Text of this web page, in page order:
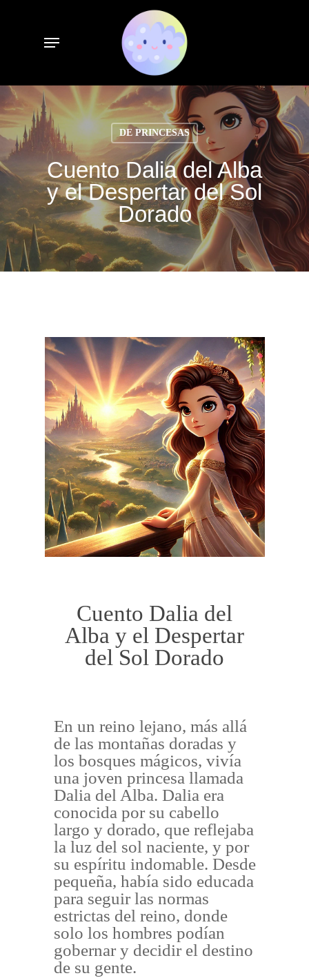
Menu
DE PRINCESAS
Cuento Dalia del Alba
y el Despertar del Sol
Dorado
Cuento Dalia del
Alba y el Despertar
del Sol Dorado
En un reino lejano, más allá
de las montañas doradas y
los bosques mágicos, vivía
una joven princesa llamada
Dalia del Alba. Dalia era
conocida por su cabello
largo y dorado, que reflejaba
la luz del sol naciente, y por
su espíritu indomable. Desde
pequeña, había sido educada
para seguir las normas
estrictas del reino, donde
solo los hombres podían
gobernar y decidir el destino
de su gente.